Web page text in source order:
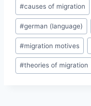
#causes of migration
#german (language)
#migration motives
#theories of migration